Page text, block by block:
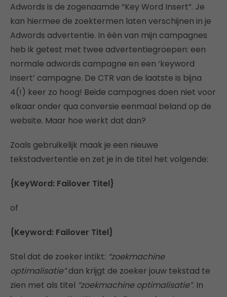
Adwords is de zogenaamde “Key Word Insert”. Je
kan hiermee de zoektermen laten verschijnen in je
Adwords advertentie. In één van mijn campagnes
heb ik getest met twee advertentiegroepen: een
normale adwords campagne en een ‘keyword
insert’ campagne. De CTR van de laatste is bijna
4(!) keer zo hoog! Beide campagnes doen niet voor
elkaar onder qua conversie eenmaal beland op de
website. Maar hoe werkt dat dan?
Zoals gebruikelijk maak je een nieuwe
tekstadvertentie en zet je in de titel het volgende:
{KeyWord: Failover Titel}
of
{Keyword: Failover Titel}
Stel dat de zoeker intikt: “zoekmachine
optimalisatie”dan krijgt de zoeker jouw tekstad te
zien met als titel “zoekmachine optimalisatie”. In